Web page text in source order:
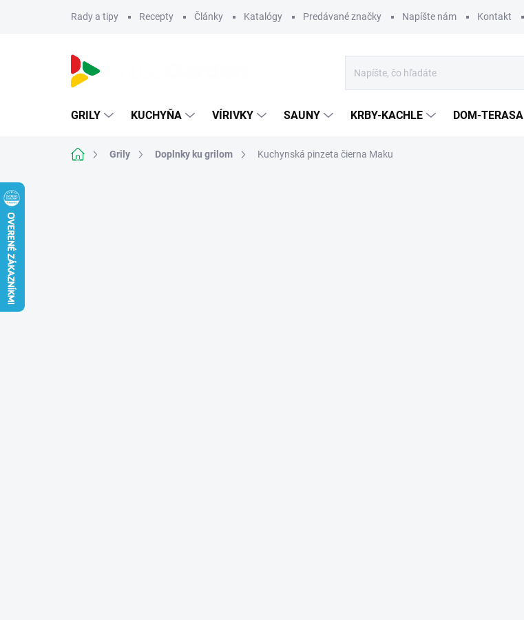
Rady a tipy Recepty Články Katalógy Predávané značky Napíšte nám Kontakt
GRILY KUCHYŇA VÍRIVKY SAUNY KRBY-KACHLE DOM-TERASA
DomovGrily Doplnky ku grilom Kuchynská pinzeta čierna Maku